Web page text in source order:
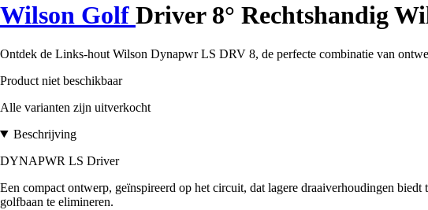
Wilson Golf Driver 8° Rechtshandig
Ontdek de Links-hout Wilson Dynapwr LS DRV 8, de perfecte combinatie van
Product niet beschikbaar
Alle varianten zijn uitverkocht
Beschrijving
DYNAPWR LS Driver
Een compact ontwerp, geïnspireerd op het circuit, dat lagere draaiverhoudingen
golfbaan te elimineren.